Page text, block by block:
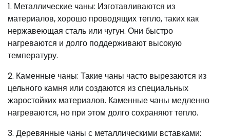
1. Металлические чаны: Изготавливаются из
материалов, хорошо проводящих тепло, таких как
нержавеющая сталь или чугун. Они быстро
нагреваются и долго поддерживают высокую
температуру.
2. Каменные чаны: Такие чаны часто вырезаются из
цельного камня или создаются из специальных
жаростойких материалов. Каменные чаны медленно
нагреваются, но при этом долго сохраняют тепло.
3. Деревянные чаны с металлическими вставками: